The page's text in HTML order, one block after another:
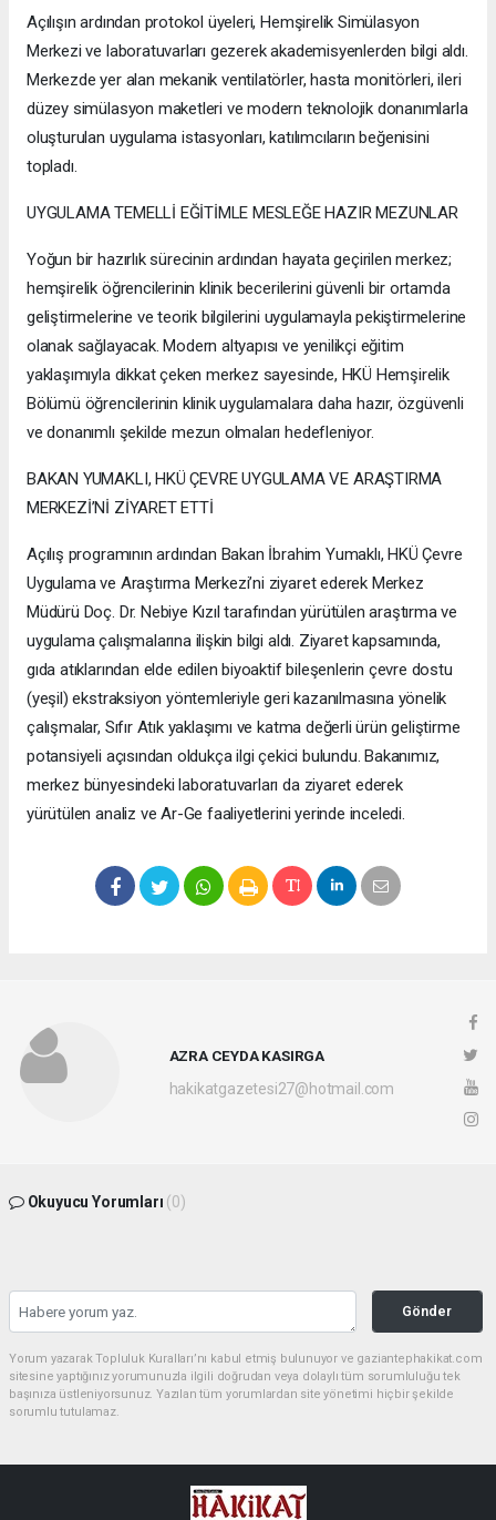
Açılışın ardından protokol üyeleri, Hemşirelik Simülasyon
Merkezi ve laboratuvarları gezerek akademisyenlerden bilgi aldı.
Merkezde yer alan mekanik ventilatörler, hasta monitörleri, ileri
düzey simülasyon maketleri ve modern teknolojik donanımlarla
oluşturulan uygulama istasyonları, katılımcıların beğenisini
topladı.
UYGULAMA TEMELLİ EĞİTİMLE MESLEĞE HAZIR MEZUNLAR
Yoğun bir hazırlık sürecinin ardından hayata geçirilen merkez;
hemşirelik öğrencilerinin klinik becerilerini güvenli bir ortamda
geliştirmelerine ve teorik bilgilerini uygulamayla pekiştirmelerine
olanak sağlayacak. Modern altyapısı ve yenilikçi eğitim
yaklaşımıyla dikkat çeken merkez sayesinde, HKÜ Hemşirelik
Bölümü öğrencilerinin klinik uygulamalara daha hazır, özgüvenli
ve donanımlı şekilde mezun olmaları hedefleniyor.
BAKAN YUMAKLI, HKÜ ÇEVRE UYGULAMA VE ARAŞTIRMA
MERKEZİ’Nİ ZİYARET ETTİ
Açılış programının ardından Bakan İbrahim Yumaklı, HKÜ Çevre
Uygulama ve Araştırma Merkezi’ni ziyaret ederek Merkez
Müdürü Doç. Dr. Nebiye Kızıl tarafından yürütülen araştırma ve
uygulama çalışmalarına ilişkin bilgi aldı. Ziyaret kapsamında,
gıda atıklarından elde edilen biyoaktif bileşenlerin çevre dostu
(yeşil) ekstraksiyon yöntemleriyle geri kazanılmasına yönelik
çalışmalar, Sıfır Atık yaklaşımı ve katma değerli ürün geliştirme
potansiyeli açısından oldukça ilgi çekici bulundu. Bakanımız,
merkez bünyesindeki laboratuvarları da ziyaret ederek
yürütülen analiz ve Ar-Ge faaliyetlerini yerinde inceledi.
AZRA CEYDA KASIRGA
hakikatgazetesi27@hotmail.com
Okuyucu Yorumları (0)
Gönder
Yorum yazarak Topluluk Kuralları’nı kabul etmiş bulunuyor ve gaziantephakikat.com
sitesine yaptığınız yorumunuzla ilgili doğrudan veya dolaylı tüm sorumluluğu tek
başınıza üstleniyorsunuz. Yazılan tüm yorumlardan site yönetimi hiçbir şekilde
sorumlu tutulamaz.